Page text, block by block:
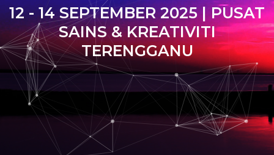
12 - 14 SEPTEMBER 2025 | PUSAT
SAINS & KREATIVITI
TERENGGANU